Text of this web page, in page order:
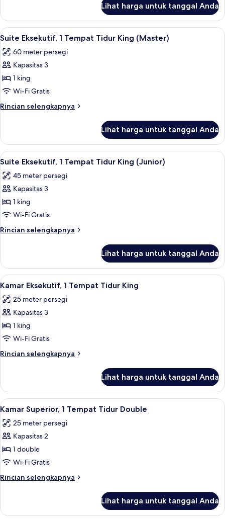
Double
Kamar
Eksekutif,
1
Tidur
Double
Lihat harga untuk tanggal Anda
Lihat
semua
foto
untuk
Suite
Eksekutif,
1
Tempat
King
(Master)
Suite Eksekutif, 1 Tempat Tidur King
2
Suite Eksekutif, 1 Tempat Tidur King (Master)
60 meter persegi
Kapasitas 3
1 king
Wi-Fi Gratis
Rincian selengkapnya
Rincian
Suite
Eksekutif,
1
Tidur
King
Lihat harga untuk tanggal Anda
Lihat
semua
foto
untuk
Suite
Eksekutif,
1
Tempat
King
(Junior)
Suite Eksekutif, 1 Tempat Tidur King
4
Suite Eksekutif, 1 Tempat Tidur King (Junior)
45 meter persegi
Kapasitas 3
1 king
Wi-Fi Gratis
Rincian selengkapnya
Rincian
Suite
Eksekutif,
1
Tidur
King
Lihat harga untuk tanggal Anda
Lihat
semua
foto
untuk
Kamar
Eksekutif,
1
Tempat
King
Kamar Eksekutif, 1 Tempat Tidur
4
Kamar Eksekutif, 1 Tempat Tidur King
25 meter persegi
Kapasitas 3
1 king
Wi-Fi Gratis
Rincian selengkapnya
Rincian
Kamar
Eksekutif,
1
Tidur
King
Lihat harga untuk tanggal Anda
Lihat
semua
foto
untuk
Kamar
Superior,
1
Tempat
Double
Kamar Superior, 1 Tempat Tidur
4
Kamar Superior, 1 Tempat Tidur Double
25 meter persegi
Kapasitas 2
1 double
Wi-Fi Gratis
Rincian selengkapnya
Rincian
Kamar
Lihat harga untuk tanggal Anda